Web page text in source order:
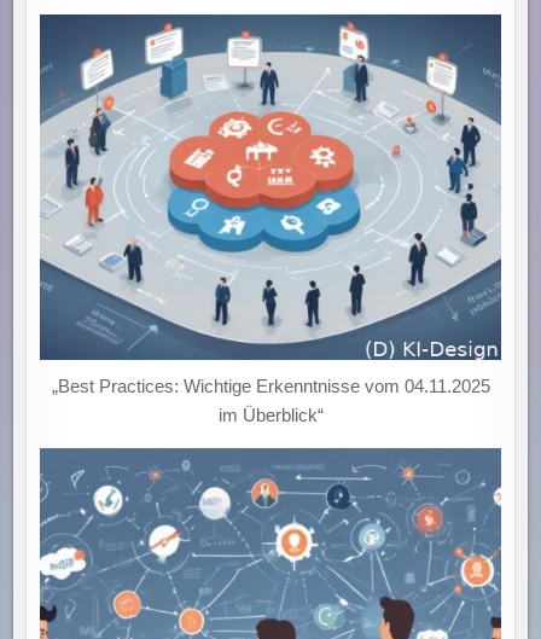
„Best Practices: Wichtige Erkenntnisse vom 04.11.2025
im Überblick“